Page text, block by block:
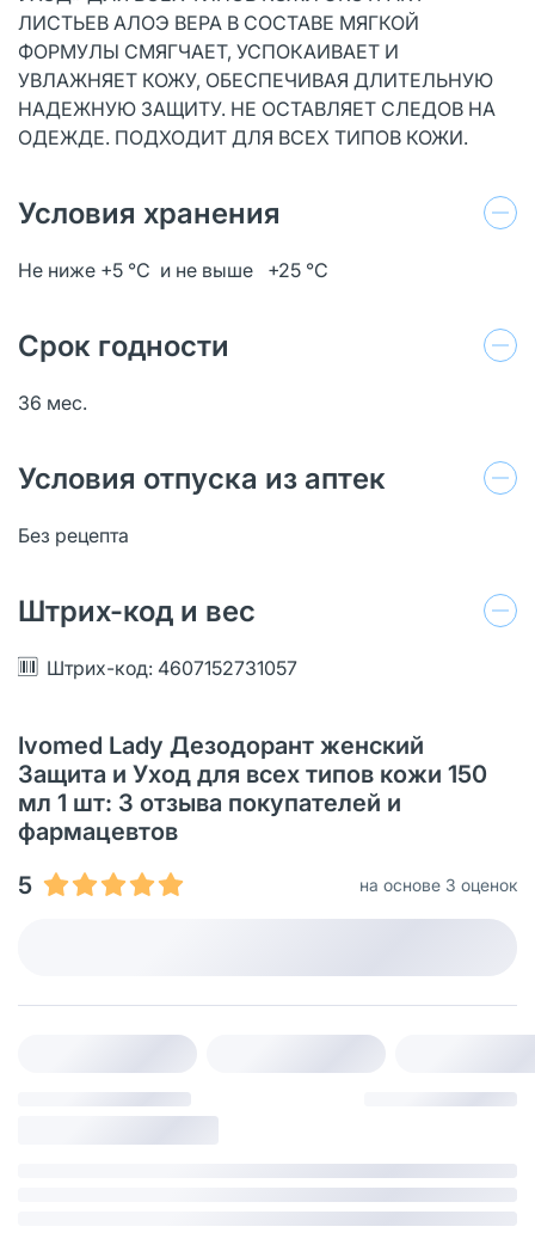
ЛИСТЬЕВ АЛОЭ ВЕРА В СОСТАВЕ МЯГКОЙ
ФОРМУЛЫ СМЯГЧАЕТ, УСПОКАИВАЕТ И
УВЛАЖНЯЕТ КОЖУ, ОБЕСПЕЧИВАЯ ДЛИТЕЛЬНУЮ
НАДЕЖНУЮ ЗАЩИТУ. НЕ ОСТАВЛЯЕТ СЛЕДОВ НА
ОДЕЖДЕ. ПОДХОДИТ ДЛЯ ВСЕХ ТИПОВ КОЖИ.
Условия хранения
Не ниже +5 °С и не выше +25 °С
Срок годности
36 мес.
Условия отпуска из аптек
Без рецепта
Штрих-код и вес
Штрих-код: 4607152731057
Ivomed Lady Дезодорант женский
Защита и Уход для всех типов кожи 150
мл 1 шт: 3 отзыва покупателей и
фармацевтов
5
на основе 3 оценок